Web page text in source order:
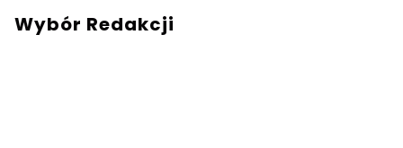
Wybór Redakcji